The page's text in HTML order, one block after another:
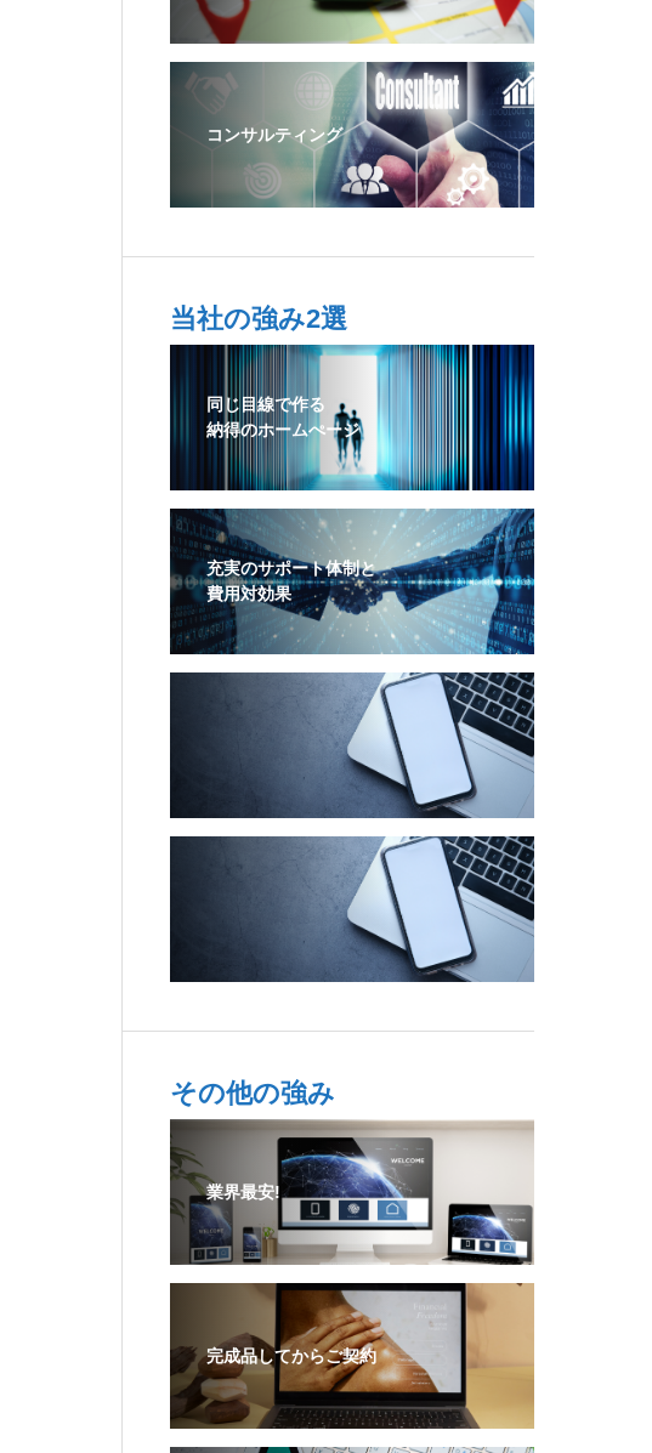
コンサルティング
当社の強み2選
同じ目線で作る
納得のホームぺージ
充実のサポート体制と
費用対効果
その他の強み
業界最安!
完成品してからご契約